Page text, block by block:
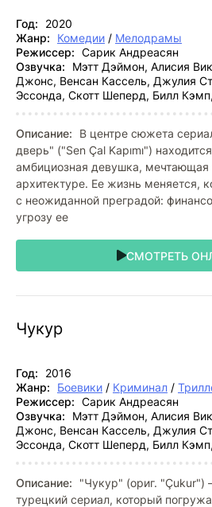
Год:
2020
Жанр:
Комедии / Мелодрамы
Режиссер: Сарик Андреасян
Озвучка:
Мэтт Дэймон, Алисия
Джонс, Венсан Кассель, Джулия
Эссонда, Скотт Шеперд, Билл
Описание:
В центре сюжета
дверь" ("Sen Çal Kapımı")
амбициозная девушка, мечтающая
архитектуре. Ее жизнь меняется,
с неожиданной преградой:
угрозу ее
СМОТРЕТЬ
Чукур
Год:
2016
Жанр:
Боевики / Криминал /
Режиссер: Сарик Андреасян
Озвучка:
Мэтт Дэймон, Алисия
Джонс, Венсан Кассель, Джулия
Эссонда, Скотт Шеперд, Билл
Описание:
"Чукур" (ориг.
турецкий сериал, который